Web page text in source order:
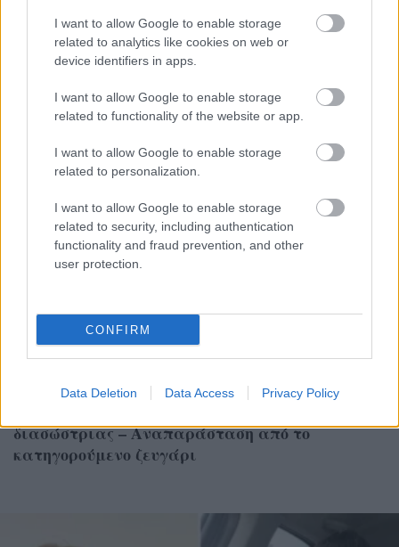
I want to allow Google to enable storage
related to analytics like cookies on web or
device identifiers in apps.
I want to allow Google to enable storage
related to functionality of the website or app.
I want to allow Google to enable storage
related to personalization.
I want to allow Google to enable storage
related to security, including authentication
functionality and fraud prevention, and other
user protection.
CONFIRM
Data Deletion Data Access Privacy Policy
Δολοφονία Σταύρου Γεωργίου: Βρέθηκαν
κρυμμένα κινητό και πορτοφόλι – Νέα τροπή
στην έρευνα
διασώστριας – Αναπαράσταση από το
κατηγορούμενο ζευγάρι